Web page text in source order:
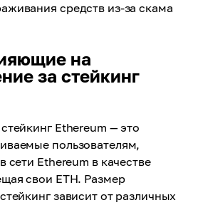
средств из-за скама
на
за стейкинг
Ethereum — это
пользователям,
сети Ethereum в качестве
свои ETH. Размер
зависит от различных